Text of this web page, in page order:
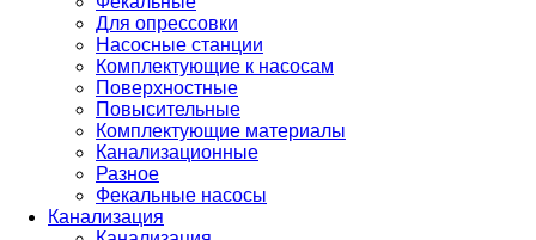
Для опрессовки
Насосные станции
Комплектующие к насосам
Поверхностные
Повысительные
Комплектующие материалы
Канализационные
Разное
Фекальные насосы
Канализация